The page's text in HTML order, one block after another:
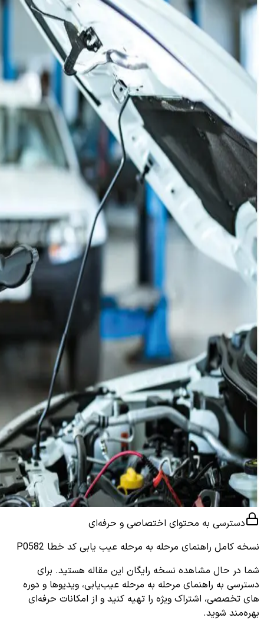
دسترسی به محتوای اختصاصی و حرفه‌ای
نسخه کامل راهنمای مرحله به مرحله عیب یابی کد خطا P0582
شما در حال مشاهده نسخه رایگان این مقاله هستید. برای
دسترسی به راهنمای مرحله به مرحله عیب‌یابی، ویدیوها و دوره
های تخصصی، اشتراک ویژه را تهیه کنید و از امکانات حرفه‌ای
بهره‌مند شوید.